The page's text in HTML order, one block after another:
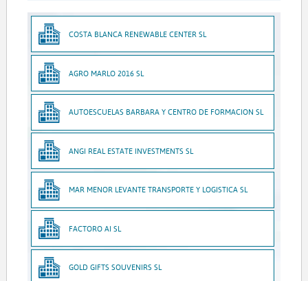
COSTA BLANCA RENEWABLE CENTER SL
AGRO MARLO 2016 SL
AUTOESCUELAS BARBARA Y CENTRO DE FORMACION SL
ANGI REAL ESTATE INVESTMENTS SL
MAR MENOR LEVANTE TRANSPORTE Y LOGISTICA SL
FACTORO AI SL
GOLD GIFTS SOUVENIRS SL